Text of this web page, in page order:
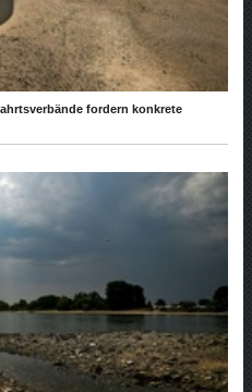
fordern konkrete